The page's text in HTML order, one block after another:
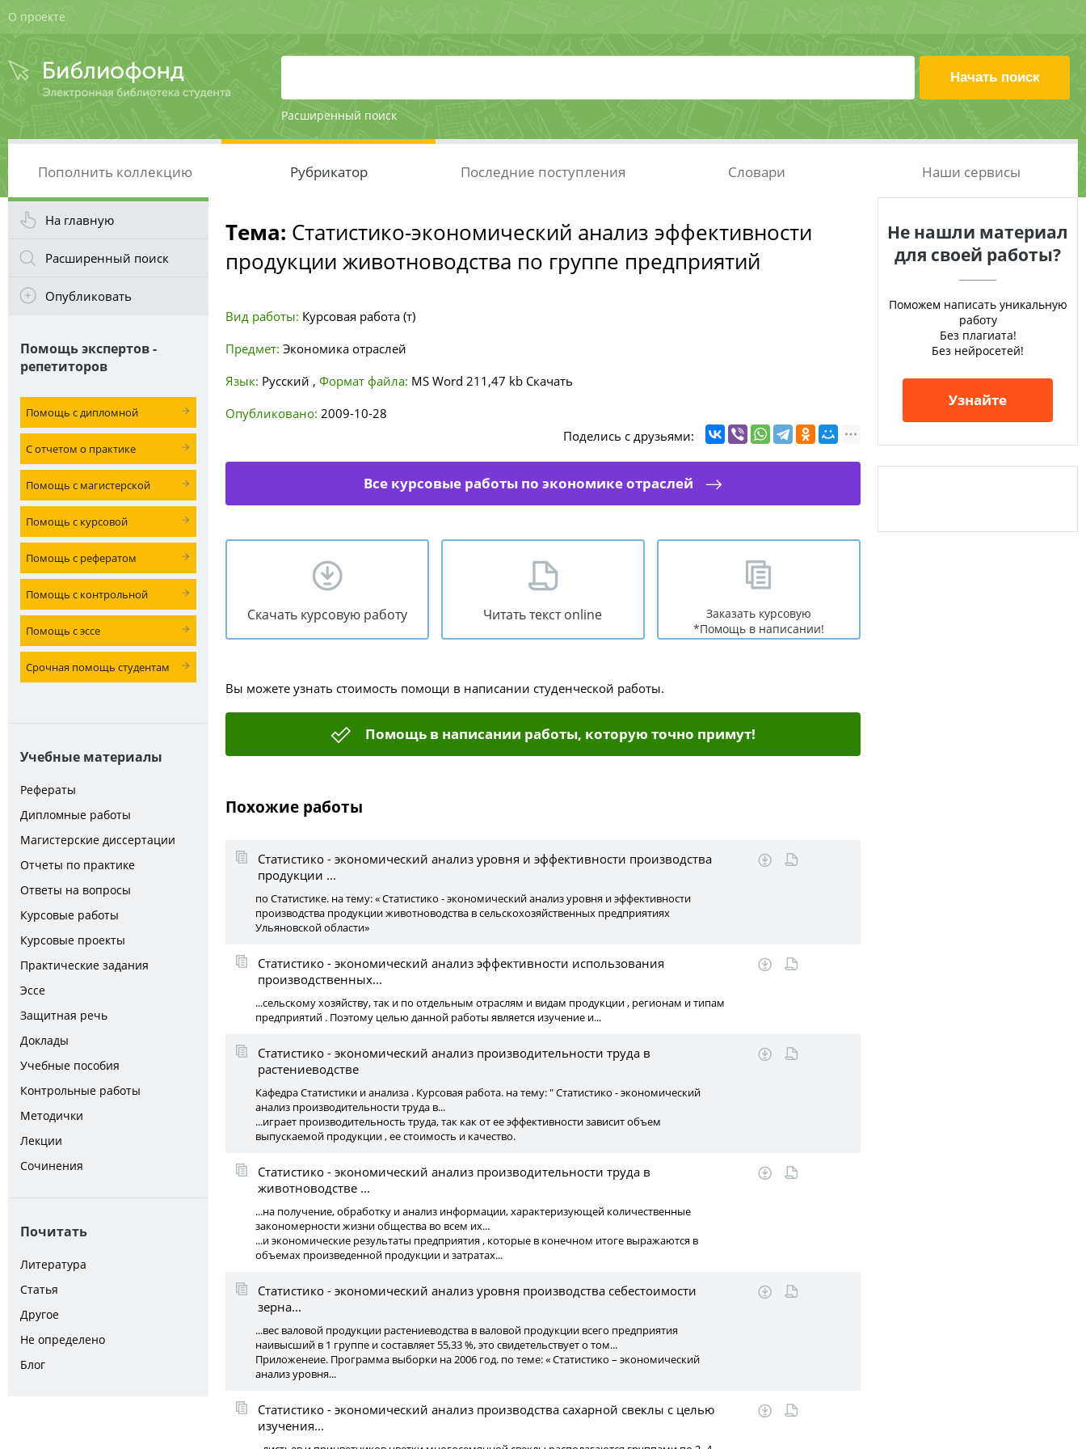
О проекте
Расширенный поиск
Пополнить коллекцию Рубрикатор Последние поступления Словари Наши сервисы
На главную
Расширенный поиск
Опубликовать
Помощь экспертов -
репетиторов
Помощь с дипломной
С отчетом о практике
Помощь с магистерской
Помощь с курсовой
Помощь с рефератом
Помощь с контрольной
Помощь с эссе
Срочная помощь студентам
Учебные материалы
Рефераты
Дипломные работы
Магистерские диссертации
Отчеты по практике
Ответы на вопросы
Курсовые работы
Курсовые проекты
Практические задания
Эссе
Защитная речь
Доклады
Учебные пособия
Контрольные работы
Методички
Лекции
Сочинения
Почитать
Литература
Статья
Другое
Не определено
Блог
Тема: Статистико-экономический анализ эффективности
продукции животноводства по группе предприятий
Вид работы: Курсовая работа (т)
Предмет: Экономика отраслей
Язык: Русский , Формат файла: MS Word 211,47 kb Скачать
Опубликовано: 2009-10-28
Поделись с друзьями:
Все курсовые работы по экономике отраслей
Скачать курсовую работу Читать текст online
Заказать курсовую
*Помощь в написании!
Вы можете узнать стоимость помощи в написании студенческой работы.
Помощь в написании работы, которую точно примут!
Похожие работы
Статистико - экономический анализ уровня и эффективности производства
продукции ...
по Статистике. на тему: « Статистико - экономический анализ уровня и эффективности
производства продукции животноводства в сельскохозяйственных предприятиях
Ульяновской области»
Статистико - экономический анализ эффективности использования
производственных...
...сельскому хозяйству, так и по отдельным отраслям и видам продукции , регионам и типам
предприятий . Поэтому целью данной работы является изучение и...
Статистико - экономический анализ производительности труда в
растениеводстве
Кафедра Статистики и анализа . Курсовая работа. на тему: " Статистико - экономический
анализ производительности труда в...
...играет производительность труда, так как от ее эффективности зависит объем
выпускаемой продукции , ее стоимость и качество.
Статистико - экономический анализ производительности труда в
животноводстве ...
...на получение, обработку и анализ информации, характеризующей количественные
закономерности жизни общества во всем их...
...и экономические результаты предприятия , которые в конечном итоге выражаются в
объемах произведенной продукции и затратах...
Статистико - экономический анализ уровня производства себестоимости
зерна...
...вес валовой продукции растениеводства в валовой продукции всего предприятия
наивысший в 1 группе и составляет 55,33 %, это свидетельствует о том...
Приложенеие. Программа выборки на 2006 год. по теме: « Статистико – экономический
анализ уровня...
Статистико - экономический анализ производства сахарной свеклы с целью
изучения...
Не нашли материал
для своей работы?
Поможем написать уникальную
работу
Без плагиата!
Без нейросетей!
Узнайте